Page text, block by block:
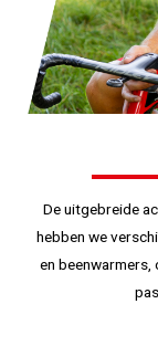
De uitgebreide
hebben we
en beenwarmers,